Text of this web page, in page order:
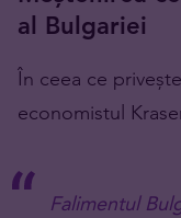
al Bulgariei
În ceea ce
economistul
Falimentul